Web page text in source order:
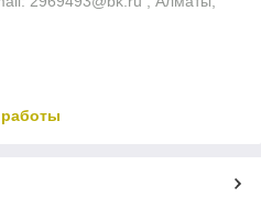
работы